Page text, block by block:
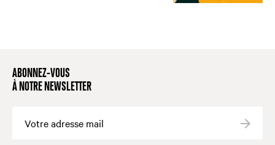
ABONNEZ-VOUS
À NOTRE NEWSLETTER